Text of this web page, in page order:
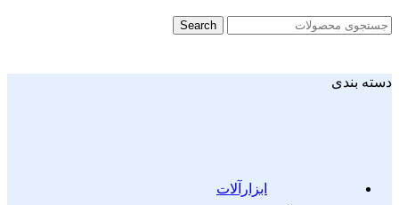
Search
دسته بندی
ابزارآلات